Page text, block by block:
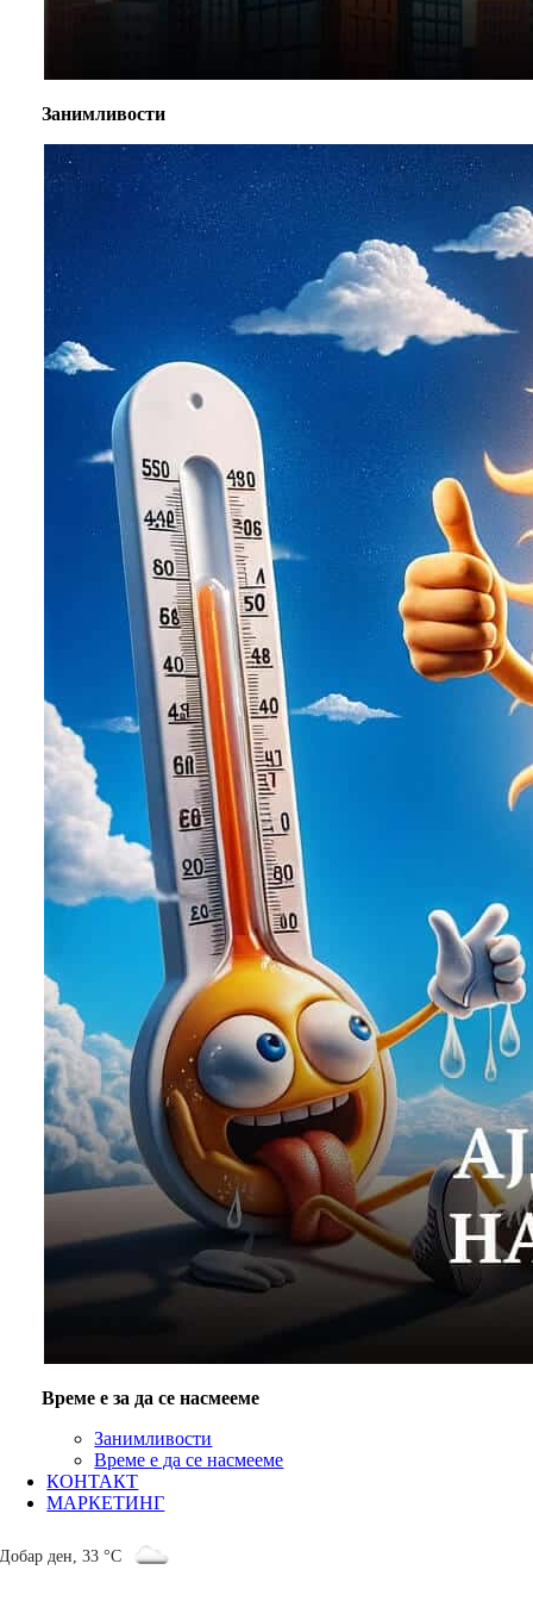
Занимливости
Време е за да се насмееме
Занимливости
Време е да се насмееме
КОНТАКТ
МАРКЕТИНГ
Добар ден,33 °C